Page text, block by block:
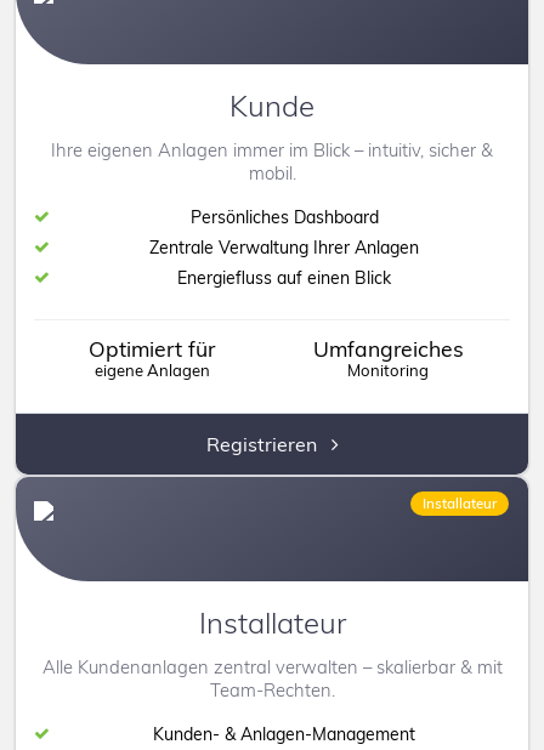
Produkte
Registrierung
Impressum
Installateurlogin
PowerDog
Kunde
Ihre eigenen Anlagen immer im Blick – intuitiv, sicher &
mobil.
Persönliches Dashboard
Zentrale Verwaltung Ihrer Anlagen
Energiefluss auf einen Blick
Optimiert für
eigene Anlagen
Umfangreiches
Monitoring
Registrieren
Installateur
Installateur
Alle Kundenanlagen zentral verwalten – skalierbar & mit
Team-Rechten.
Kunden- & Anlagen-Management